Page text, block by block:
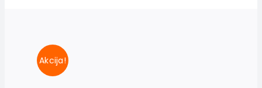
Knjige
U pripremi
Akcija
Akcija!